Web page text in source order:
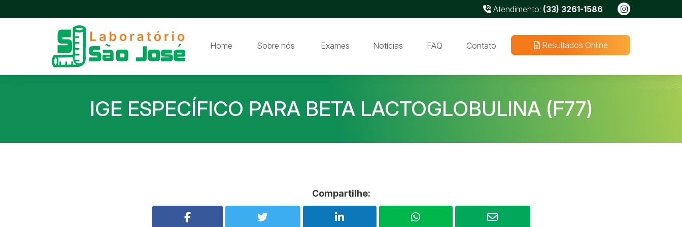
Atendimento: (33) 3261-1586
Home Sobre nós Exames Notícias FAQ Contato Resultados Online
IGE ESPECÍFICO PARA BETA LACTOGLOBULINA (F77)
Compartilhe: